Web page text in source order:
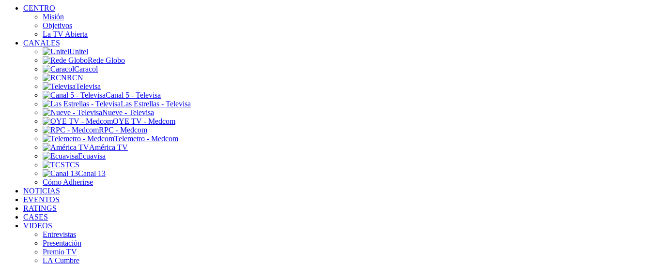
CENTRO
Misión
Objetivos
La TV Abierta
CANALES
Unitel
Rede Globo
Caracol
RCN
Televisa
Canal 5 - Televisa
Las Estrellas - Televisa
Nueve - Televisa
OYE TV - Medcom
RPC - Medcom
Telemetro - Medcom
América TV
Ecuavisa
TCS
Canal 13
Cómo Adherirse
NOTICIAS
EVENTOS
RATINGS
CASES
VIDEOS
Entrevistas
Presentación
Premio TV
LA Cumbre